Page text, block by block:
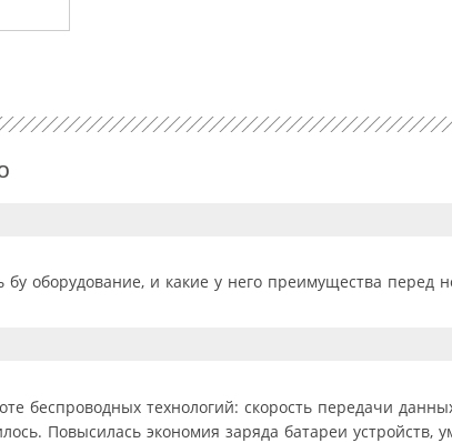
оборудование, и какие у него преимущества перед
беспроводных технологий: скорость передачи
Повысилась экономия заряда батареи устройств,